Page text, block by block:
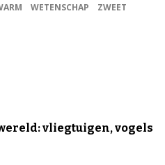
WETENSCHAP ZWEET
vliegtuigen, vogels